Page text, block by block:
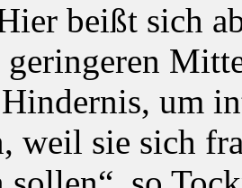
beißt sich
geringeren
um
weil sie sich